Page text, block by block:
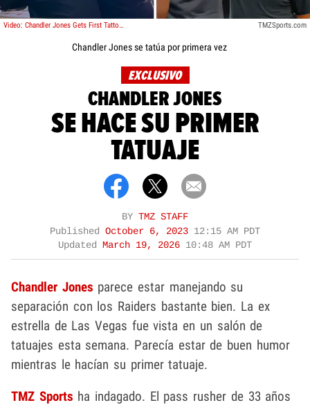
Video: Chandler Jones Gets First Tattoo, Appears To Be In Good Spirits After Raiders Cut TMZSports.com
Chandler Jones se tatúa por primera vez
EXCLUSIVO
CHANDLER JONES
SE HACE SU PRIMER
TATUAJE
BY TMZ STAFF
Published October 6, 2023 12:15 AM PDT
Updated
March 19, 2026 10:48 AM PDT
Chandler Jones parece estar manejando su
separación con los Raiders bastante bien. La ex
estrella de Las Vegas fue vista en un salón de
tatuajes esta semana. Parecía estar de buen humor
mientras le hacían su primer tatuaje.
TMZ Sports ha indagado. El pass rusher de 33 años